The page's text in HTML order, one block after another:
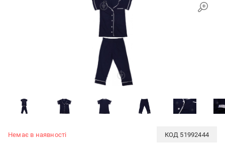
Немає в наявності КОД 51992444